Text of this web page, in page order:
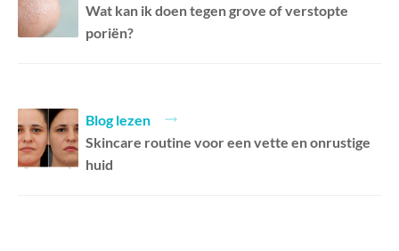
Wat kan ik doen tegen grove of verstopte
poriën?
Blog lezen
Skincare routine voor een vette en onrustige
huid